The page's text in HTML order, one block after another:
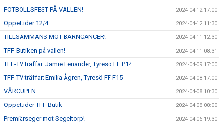
FOTBOLLSFEST PÅ VALLEN! 2024-04-12 17:00
Öppettider 12/4 2024-04-12 11:30
TILLSAMMANS MOT BARNCANCER! 2024-04-11 12:30
TFF-Butiken på vallen! 2024-04-11 08:31
TFF-TV träffar: Jamie Lenander, Tyresö FF P14 2024-04-09 17:00
TFF-TV träffar: Emilia Ågren, Tyresö FF F15 2024-04-08 17:00
VÅRCUPEN 2024-04-08 10:30
Öppettider TFF-Butik 2024-04-08 08:00
Premiärseger mot Segeltorp! 2024-04-06 19:30